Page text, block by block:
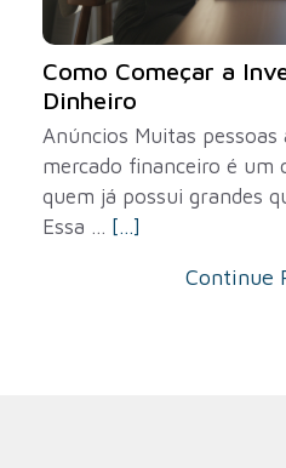
Como Começar a
Dinheiro
Anúncios Muitas pessoas
mercado financeiro é um
quem já possui grandes
Essa ... [...]
Continue